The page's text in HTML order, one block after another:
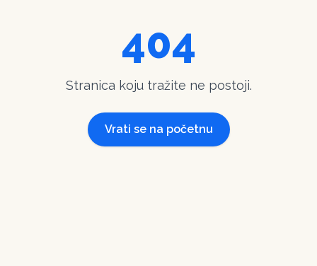
404
Stranica koju tražite ne postoji.
Vrati se na početnu